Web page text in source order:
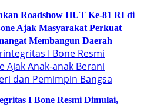
Roadshow HUT Ke-81 RI di
Ajak Masyarakat Perkuat
Membangun Daerah
I Bone Resmi Dimulai,